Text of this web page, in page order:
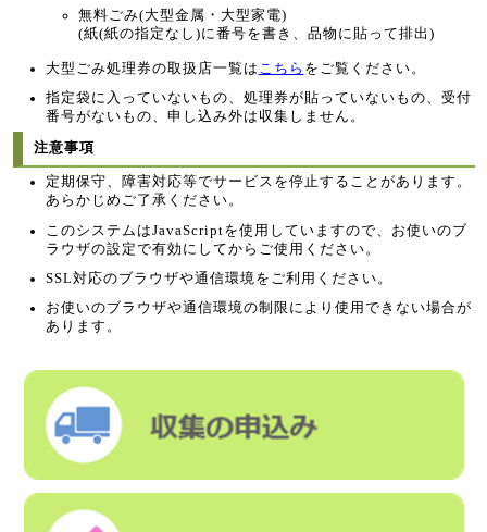
無料ごみ(大型金属・大型家電)
(紙(紙の指定なし)に番号を書き、品物に貼って排出)
大型ごみ処理券の取扱店一覧は こちら をご覧ください。
指定袋に入っていないもの、処理券が貼っていないもの、受付
番号がないもの、申し込み外は収集しません。
注意事項
定期保守、障害対応等でサービスを停止することがあります。
あらかじめご了承ください。
このシステムはJavaScriptを使用していますので、お使いのブ
ラウザの設定で有効にしてからご使用ください。
SSL対応のブラウザや通信環境をご利用ください。
お使いのブラウザや通信環境の制限により使用できない場合が
あります。